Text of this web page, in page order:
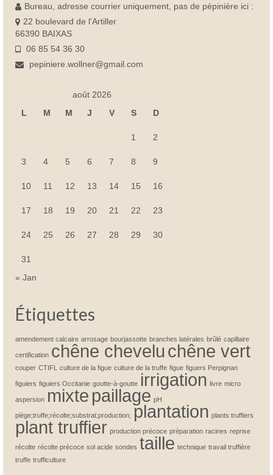
Bureau, adresse courrier uniquement, pas de pépinière ici :
22 boulevard de l'Artiller
66390 BAIXAS
06 85 54 36 30
pepiniere.wollner@gmail.com
août 2026
L
M M J V S D
1 2
3 4 5 6 7 8 9
10 11 12 13 14 15 16
17 18 19 20 21 22 23
24 25 26 27 28 29 30
31
« Jan
Étiquettes
amendement calcaire arrosage bourjassotte branches latérales brûlé capillaire
certification chêne chevelu chêne vert
couper CTIFL culture de la figue culture de la truffe figue figuers Perpignan
figuiers figuiers Occitanie goutte-à-goutte irrigation livre micro
aspersion mixte paillage pH
piège;truffe;récolte;substrat;production; plantation plants truffiers
plant truffier production précoce préparation racines reprise
récolte récolte précoce sol acide sondes taille technique travail truffière
truffe trufficulture